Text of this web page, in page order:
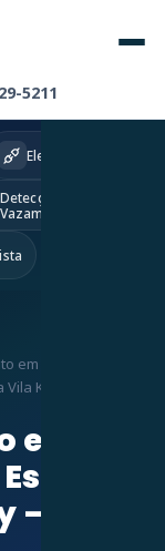
5211
Eletricista
Detecção
Vazamentos
em RJ
Kennedy –
RJ